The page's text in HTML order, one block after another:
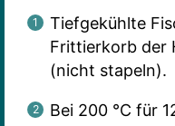
Tiefgekühlte
Frittierkorb der
(nicht stapeln).
Bei 200 °C für